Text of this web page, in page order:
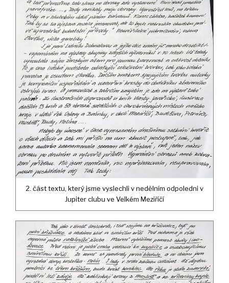
2. část textu, který jsme vyslechli v nedělním odpoledni v
Jupiter clubu ve Velkém Meziříčí